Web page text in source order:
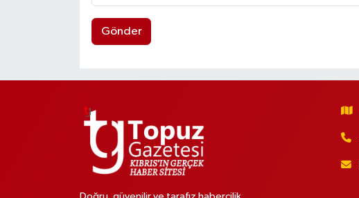
Gönder